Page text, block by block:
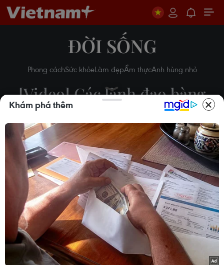
ĐỜI SỐNG
Phong cáchSức khỏeLàm đẹpẨm thựcAnh hùng nhỏ
[Video] Các lãnh đạo bàng
hoàng trước thảm kịch Nhà
thờ Đức bà Paris
16/04/2019 08:17
Theo dõi VietnamPlus
Tại Mỹ, Tổng thống Donald Trump viết trên Twitter
rằng “Xin chúa phù hộ cho nhân dân Pháp” khi
Khám phá thêm